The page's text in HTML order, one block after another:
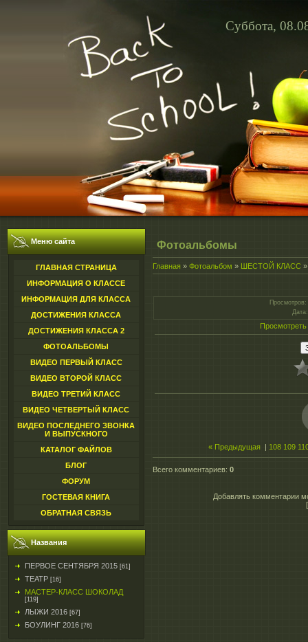
Суббота,
Меню сайта
ГЛАВНАЯ СТРАНИЦА
ИНФОРМАЦИЯ О КЛАССЕ
ИНФОРМАЦИЯ ДЛЯ КЛАССА
ДОСТИЖЕНИЯ КЛАССА
ДОСТИЖЕНИЯ КЛАССА 2
ФОТОАЛЬБОМЫ
ВИДЕО ПЕРВЫЙ КЛАСС
ВИДЕО ВТОРОЙ КЛАСС
ВИДЕО ТРЕТИЙ КЛАСС
ВИДЕО ЧЕТВЕРТЫЙ КЛАСС
ВИДЕО ПОСЛЕДНЕГО ЗВОНКА
И ВЫПУСКНОГО
КАТАЛОГ ФАЙЛОВ
БЛОГ
ФОРУМ
ГОСТЕВАЯ КНИГА
ОБРАТНАЯ СВЯЗЬ
Названия
ПЕРВОЕ СЕНТЯБРЯ 2015 [61]
ТЕАТР [16]
МАСТЕР-КЛАСС ШОКОЛАД
[119]
ЛЫЖИ 2016 [67]
БОУЛИНГ 2016 [76]
Фотоальбомы
Главная » Фотоальбом » ШЕСТОЙ КЛАСС
Просмотров:
Дата
« Предыдущая 108 109
Всего комментариев: 0
Добавлять комментарии